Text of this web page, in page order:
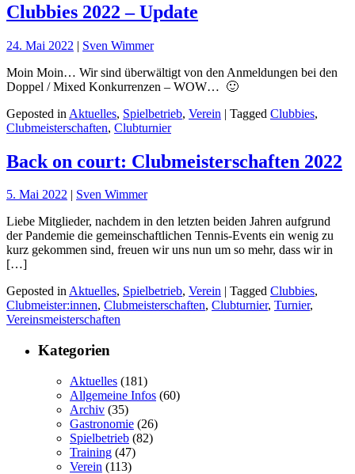
Clubbies 2022 – Update
24. Mai 2022 | Sven Wimmer
Moin Moin… Wir sind überwältigt von den Anmeldungen bei den
Doppel / Mixed Konkurrenzen – WOW… 🙂
Geposted in Aktuelles, Spielbetrieb, Verein | Tagged Clubbies,
Clubmeisterschaften, Clubturnier
Back on court: Clubmeisterschaften 2022
5. Mai 2022 | Sven Wimmer
Liebe Mitglieder, nachdem in den letzten beiden Jahren aufgrund
der Pandemie die gemeinschaftlichen Tennis-Events ein wenig zu
kurz gekommen sind, freuen wir uns nun um so mehr, dass wir in
[…]
Geposted inAktuelles, Spielbetrieb, Verein | Tagged Clubbies,
Clubmeister:innen, Clubmeisterschaften, Clubturnier, Turnier,
Vereinsmeisterschaften
Kategorien
Aktuelles (181)
Allgemeine Infos (60)
Archiv (35)
Gastronomie (26)
Spielbetrieb (82)
Training (47)
Verein (113)